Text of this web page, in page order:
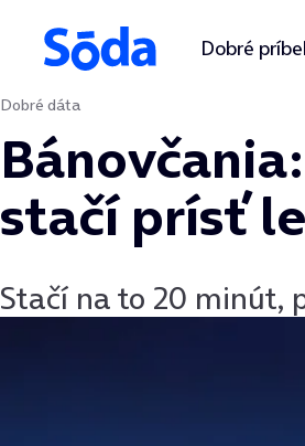
Preskočiť na obsah
Dobré
Dobré dáta
stačí prísť
Stačí na to 20 minút,